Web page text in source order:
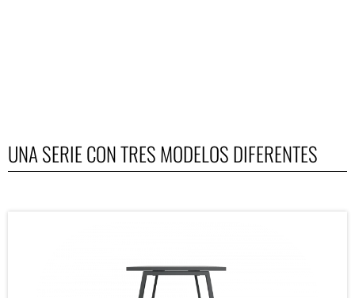
UNA SERIE CON TRES MODELOS DIFERENTES